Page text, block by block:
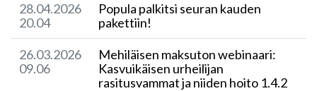
28.04.2026
20.04
Popula palkitsi seuran kauden
pakettiin!
26.03.2026
09.06
Mehiläisen maksuton webinaari:
Kasvuikäisen urheilijan
rasitusvammat ja niiden hoito 1.4.2